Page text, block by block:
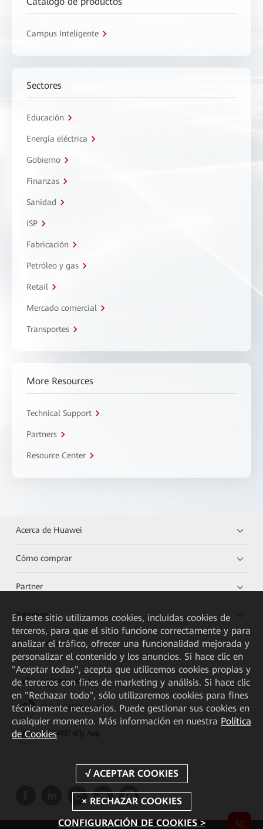
Campus Inteligente
Sectores
Educación
Energía eléctrica
Gobierno
Finanzas
Sanidad
ISP
Fabricación
Petróleo y gas
Retail
Mercado comercial
Transportes
More Resources
Technical Support
Partners
Resource Center
Acerca de Huawei
Cómo comprar
Partner
Recursos
Enlaces directos
HUAWEI eKit App
Huawei HiKnow App
HUAWEI eFly App
En este sitio utilizamos cookies, incluidas cookies de
terceros, para que el sitio funcione correctamente y para
analizar el tráfico, ofrecer una funcionalidad mejorada y
personalizar el contenido y los anuncios. Si hace clic en
"Aceptar todas", acepta que utilicemos cookies propias y
de terceros con fines de marketing y análisis. Si hace clic
en "Rechazar todo", sólo utilizaremos cookies para fines
técnicamente necesarios. Puede gestionar sus cookies en
cualquier momento. Más información en nuestra Política
de Cookies
CONFIGURACIÓN DE COOKIES >